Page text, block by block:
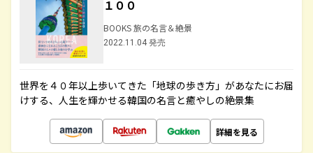
１００
BOOKS 旅の名言＆絶景
2022.11.04 発売
世界を４０年以上歩いてきた「地球の歩き方」があなたにお届
けする、人生を輝かせる韓国の名言と癒やしの絶景集
詳細を見る